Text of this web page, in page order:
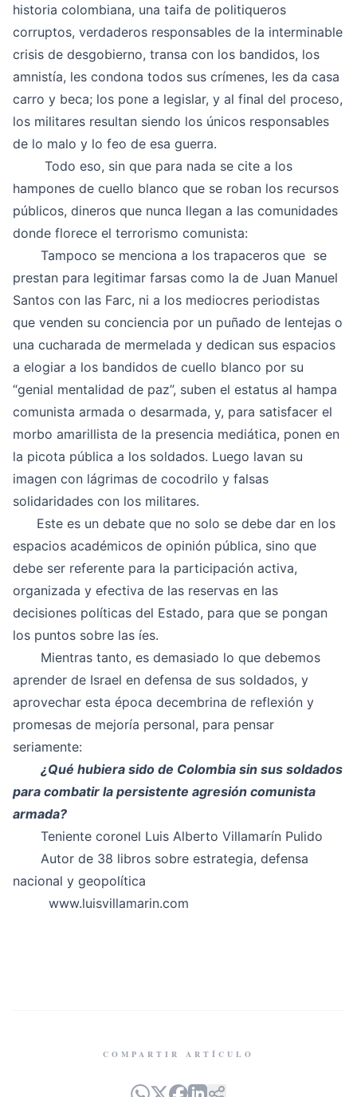
historia colombiana, una taifa de politiqueros
corruptos, verdaderos responsables de la interminable
crisis de desgobierno, transa con los bandidos, los
amnistía, les condona todos sus crímenes, les da casa
carro y beca; los pone a legislar, y al final del proceso,
los militares resultan siendo los únicos responsables
de lo malo y lo feo de esa guerra.
Todo eso, sin que para nada se cite a los
hampones de cuello blanco que se roban los recursos
públicos, dineros que nunca llegan a las comunidades
donde florece el terrorismo comunista:
Tampoco se menciona a los trapaceros que se
prestan para legitimar farsas como la de Juan Manuel
Santos con las Farc, ni a los mediocres periodistas
que venden su conciencia por un puñado de lentejas o
una cucharada de mermelada y dedican sus espacios
a elogiar a los bandidos de cuello blanco por su
“genial mentalidad de paz”, suben el estatus al hampa
comunista armada o desarmada, y, para satisfacer el
morbo amarillista de la presencia mediática, ponen en
la picota pública a los soldados. Luego lavan su
imagen con lágrimas de cocodrilo y falsas
solidaridades con los militares.
Este es un debate que no solo se debe dar en los
espacios académicos de opinión pública, sino que
debe ser referente para la participación activa,
organizada y efectiva de las reservas en las
decisiones políticas del Estado, para que se pongan
los puntos sobre las íes.
Mientras tanto, es demasiado lo que debemos
aprender de Israel en defensa de sus soldados, y
aprovechar esta época decembrina de reflexión y
promesas de mejoría personal, para pensar
seriamente:
¿Qué hubiera sido de Colombia sin sus soldados
para combatir la persistente agresión comunista
armada?
Teniente coronel Luis Alberto Villamarín Pulido
Autor de 38 libros sobre estrategia, defensa
nacional y geopolítica
www.luisvillamarin.com
COMPARTIR ARTÍCULO